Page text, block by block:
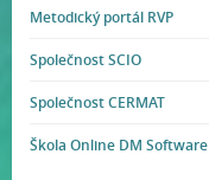
Metodický portál RVP
Společnost SCIO
Společnost CERMAT
Škola Online DM Software